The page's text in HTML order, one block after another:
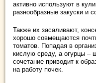
активно используют в
разнообразные закуски и
Также их засаливают,
хорошо совмещаются
томатов. Попадая в
кислую среду, а огурцы –
сочетание приводит к
на работу почек.